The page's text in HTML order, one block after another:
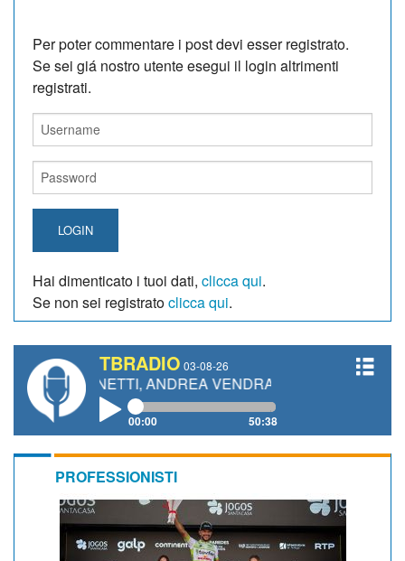
Per poter commentare i post devi esser registrato.
Se sei giá nostro utente esegui il login altrimenti
registrati.
LOGIN
Hai dimenticato i tuoi dati, clicca qui.
Se non sei registratoclicca qui.
TBRADIO 03-08-26
GIANETTI, ANDREA VENDRAME, FILIPPO FIORELLI
00:00 50:38
PROFESSIONISTI